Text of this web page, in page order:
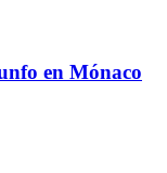
en Mónaco